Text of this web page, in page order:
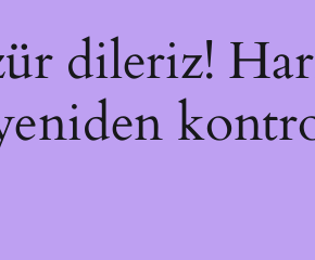
dileriz!